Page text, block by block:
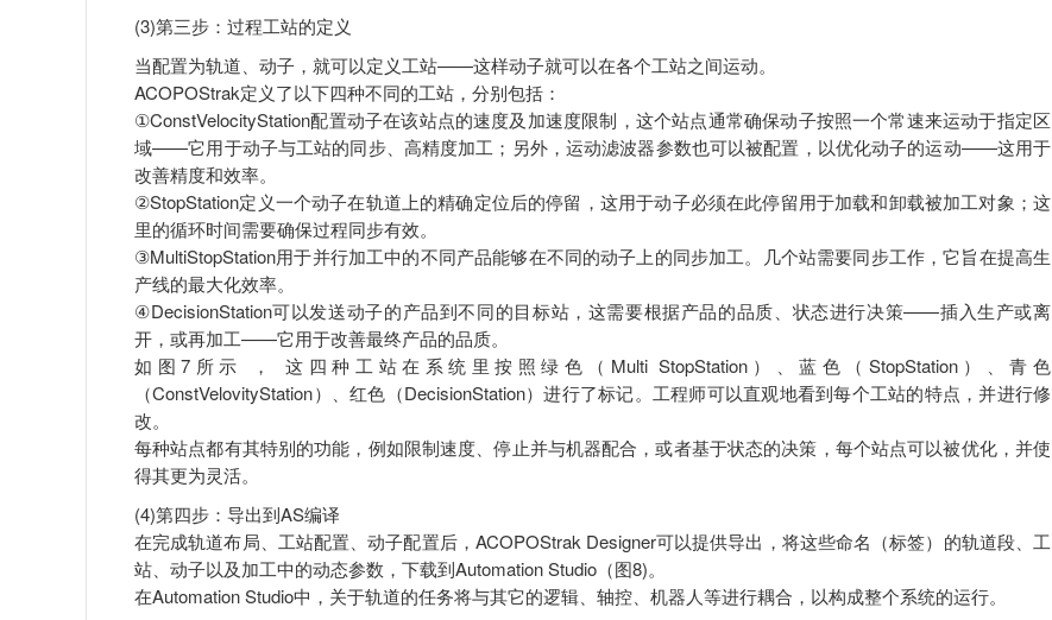
(3)第三步：过程工站的定义
当配置为轨道、动子，就可以定义工站——这样动子就可以在各个工站之间运动。
ACOPOStrak定义了以下四种不同的工站，分别包括：
①ConstVelocityStation配置动子在该站点的速度及加速度限制，这个站点通常确保动子按照一个常速来运动于指定区
域——它用于动子与工站的同步、高精度加工；另外，运动滤波器参数也可以被配置，以优化动子的运动——这用于
改善精度和效率。
②StopStation定义一个动子在轨道上的精确定位后的停留，这用于动子必须在此停留用于加载和卸载被加工对象；这
里的循环时间需要确保过程同步有效。
③MultiStopStation用于并行加工中的不同产品能够在不同的动子上的同步加工。几个站需要同步工作，它旨在提高生
产线的最大化效率。
④DecisionStation可以发送动子的产品到不同的目标站，这需要根据产品的品质、状态进行决策——插入生产或离
开，或再加工——它用于改善最终产品的品质。
如图7所示 ， 这四种工站在系统里按照绿色（Multi StopStation）、蓝色（StopStation）、青色
（ConstVelovityStation）、红色（DecisionStation）进行了标记。工程师可以直观地看到每个工站的特点，并进行修
改。
每种站点都有其特别的功能，例如限制速度、停止并与机器配合，或者基于状态的决策，每个站点可以被优化，并使
得其更为灵活。
(4)第四步：导出到AS编译
在完成轨道布局、工站配置、动子配置后，ACOPOStrak Designer可以提供导出，将这些命名（标签）的轨道段、工
站、动子以及加工中的动态参数，下载到Automation Studio（图8)。
在Automation Studio中，关于轨道的任务将与其它的逻辑、轴控、机器人等进行耦合，以构成整个系统的运行。